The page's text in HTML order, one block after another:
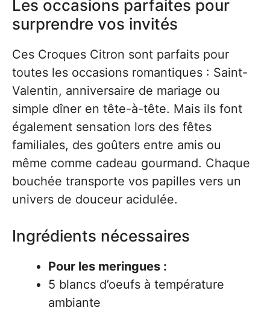
Les occasions parfaites pour
surprendre vos invités
Ces Croques Citron sont parfaits pour
toutes les occasions romantiques : Saint-
Valentin, anniversaire de mariage ou
simple dîner en tête-à-tête. Mais ils font
également sensation lors des fêtes
familiales, des goûters entre amis ou
même comme cadeau gourmand. Chaque
bouchée transporte vos papilles vers un
univers de douceur acidulée.
Ingrédients nécessaires
Pour les meringues :
5 blancs d’oeufs à température
ambiante